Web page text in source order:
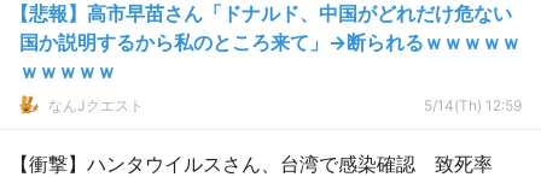
【悲報】高市早苗さん「ドナルド、中国がどれだけ危ない
国か説明するから私のところ来て」→断られるｗｗｗｗｗ
ｗｗｗｗｗ
なんJクエスト 5/14(Th) 12:59
【衝撃】ハンタウイルスさん、台湾で感染確認 致死率